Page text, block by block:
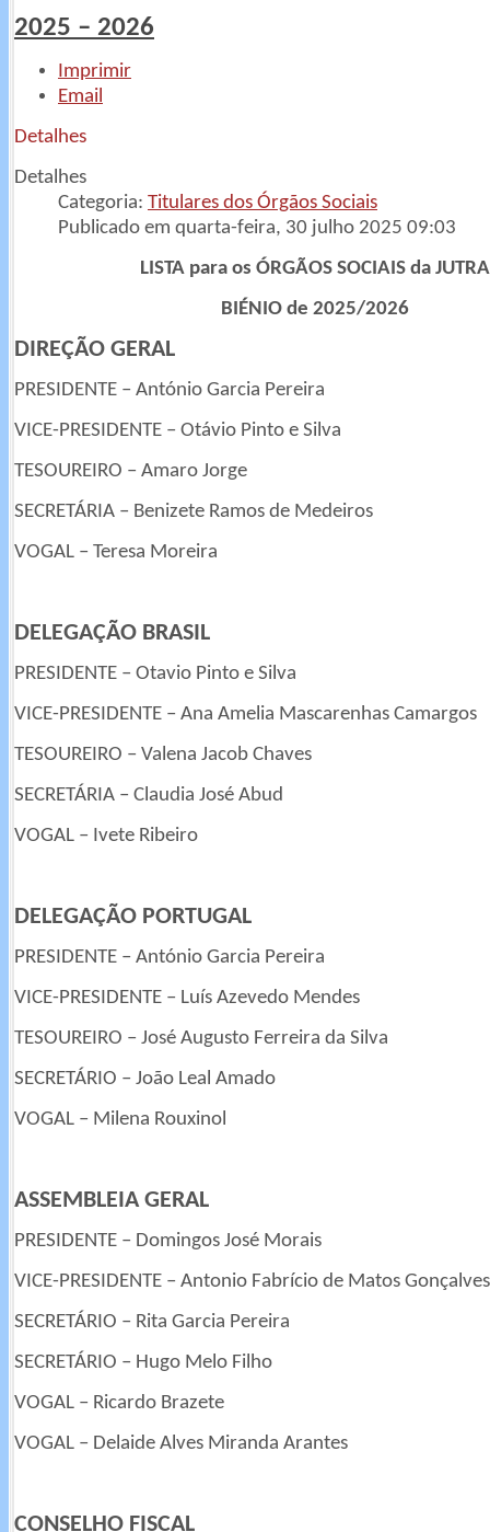
2025 – 2026
Imprimir
Email
Detalhes
Detalhes
Categoria: Titulares dos Órgãos Sociais
Publicado em quarta-feira, 30 julho 2025 09:03
LISTA para os ÓRGÃOS SOCIAIS da JUTRA
BIÉNIO de 2025/2026
DIREÇÃO GERAL
PRESIDENTE – António Garcia Pereira
VICE-PRESIDENTE – Otávio Pinto e Silva
TESOUREIRO – Amaro Jorge
SECRETÁRIA – Benizete Ramos de Medeiros
VOGAL – Teresa Moreira
DELEGAÇÃO BRASIL
PRESIDENTE – Otavio Pinto e Silva
VICE-PRESIDENTE – Ana Amelia Mascarenhas Camargos
TESOUREIRO – Valena Jacob Chaves
SECRETÁRIA – Claudia José Abud
VOGAL – Ivete Ribeiro
DELEGAÇÃO PORTUGAL
PRESIDENTE – António Garcia Pereira
VICE-PRESIDENTE – Luís Azevedo Mendes
TESOUREIRO – José Augusto Ferreira da Silva
SECRETÁRIO – João Leal Amado
VOGAL – Milena Rouxinol
ASSEMBLEIA GERAL
PRESIDENTE – Domingos José Morais
VICE-PRESIDENTE – Antonio Fabrício de Matos Gonçalves
SECRETÁRIO – Rita Garcia Pereira
SECRETÁRIO – Hugo Melo Filho
VOGAL – Ricardo Brazete
VOGAL – Delaide Alves Miranda Arantes
CONSELHO FISCAL